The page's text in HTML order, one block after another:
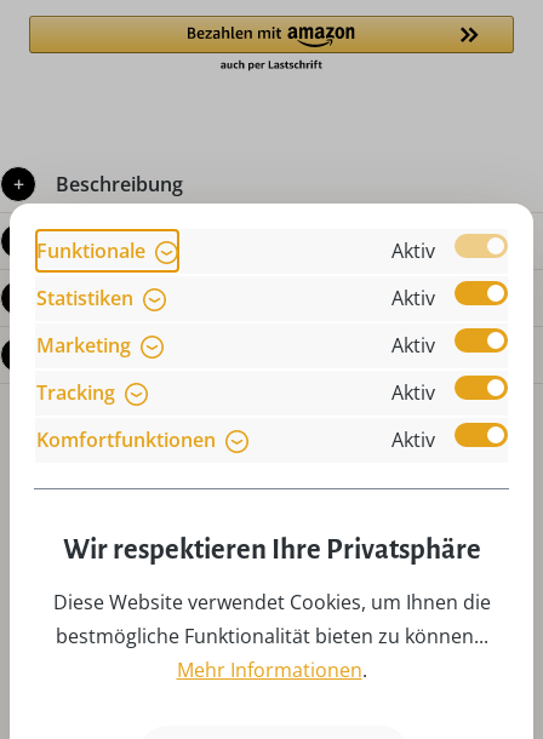
Beschreibung
Produktdetails
Bewertungen
Fragen zum Produkt
Produktgalerie überspringen
Zubehör
Funktionale
Aktiv
Statistiken
Aktiv
Marketing
Aktiv
Tracking
Aktiv
Komfortfunktionen
Aktiv
Wir respektieren Ihre Privatsphäre
Diese Website verwendet Cookies, um Ihnen die
bestmögliche Funktionalität bieten zu können...
Mehr Informationen.